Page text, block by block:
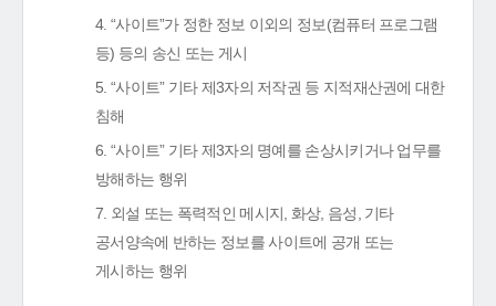
4. “사이트”가 정한 정보 이외의 정보(컴퓨터 프로그램
등) 등의 송신 또는 게시
5. “사이트” 기타 제3자의 저작권 등 지적재산권에 대한
침해
6. “사이트” 기타 제3자의 명예를 손상시키거나 업무를
방해하는 행위
7. 외설 또는 폭력적인 메시지, 화상, 음성, 기타
공서양속에 반하는 정보를 사이트에 공개 또는
게시하는 행위